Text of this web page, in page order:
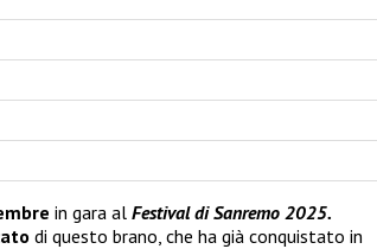
in gara al Festival di Sanremo 2025.
di questo brano, che ha già conquistato in